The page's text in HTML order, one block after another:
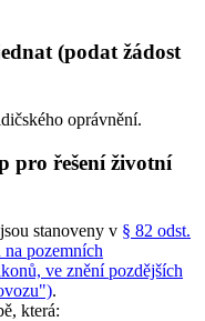
(podat žádost
oprávnění.
pro řešení životní
stanoveny v § 82 odst.
pozemních
ve znění pozdějších
.
která: